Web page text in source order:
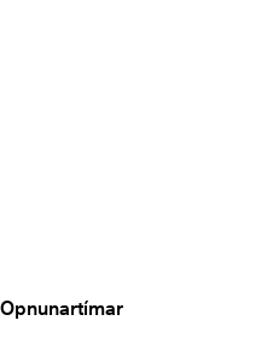
Opnunartímar